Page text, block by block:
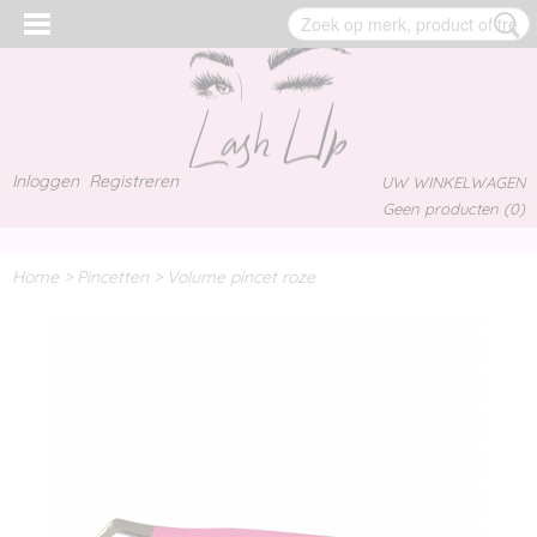
Inloggen Registreren
UW WINKELWAGEN
Geen producten (0)
Home > Pincetten > Volume pincet roze